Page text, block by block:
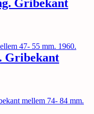
Gribekant
Gribekant